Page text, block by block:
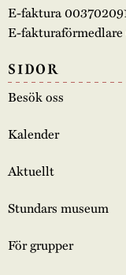
E-faktura
E-
SIDOR
Besök oss
Kalender
Aktuellt
Stundars museum
För grupper